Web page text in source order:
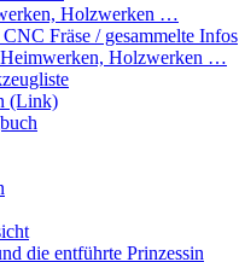
Holzwerken …
Fräse / gesammelte Infos
Heimwerken, Holzwerken …
(Link)
die entführte Prinzessin